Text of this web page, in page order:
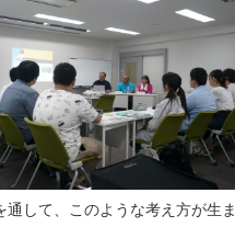
して、このような考え方が生ま